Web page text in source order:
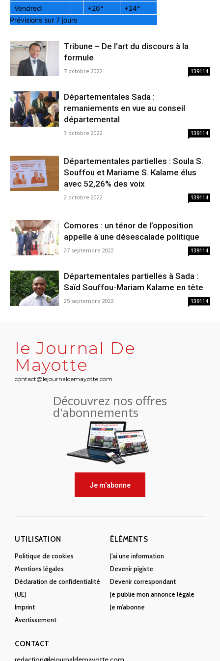
Vendredi
+26° +24°
Prévisions sur 7 jours
Tribune – De l’art du discours à la
formule
7 octobre 2022 139114
Départementales Sada :
remaniements en vue au conseil
départemental
3 octobre 2022 139114
Départementales partielles : Soula S.
Souffou et Mariame S. Kalame élus
avec 52,26% des voix
2 octobre 2022 139114
Comores : un ténor de l’opposition
appelle à une désescalade politique
27 septembre 2022 139114
Départementales partielles à Sada :
Saïd Souffou-Mariam Kalame en tête
25 septembre 2022 139114
le Journal De
Mayotte
contact@lejournaldemayotte.com
Découvrez nos offres
d'abonnements
Je m'abonne
UTILISATION
Politique de cookies
Mentions légales
Déclaration de confidentialité
(UE)
Imprint
Avertissement
ÉLÉMENTS
J’ai une information
Devenir pigiste
Devenir correspondant
Je publie mon annonce légale
Je m’abonne
CONTACT